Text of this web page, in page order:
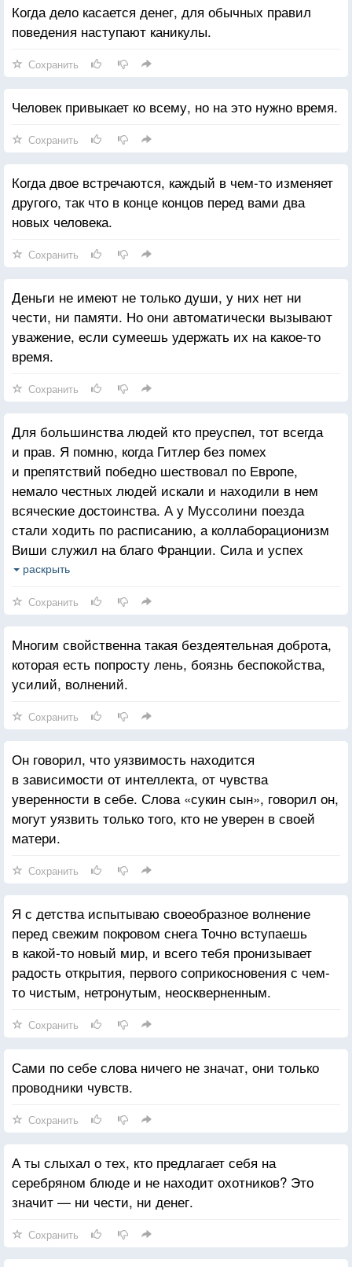
Когда дело касается денег, для обычных правил
поведения наступают каникулы.
Сохранить
Человек привыкает ко всему, но на это нужно время.
Сохранить
Когда двое встречаются, каждый в чем-то изменяет
другого, так что в конце концов перед вами два
новых человека.
Сохранить
Деньги не имеют не только души, у них нет ни
чести, ни памяти. Но они автоматически вызывают
уважение, если сумеешь удержать их на какое-то
время.
Сохранить
Для большинства людей кто преуспел, тот всегда
и прав. Я помню, когда Гитлер без помех
и препятствий победно шествовал по Европе,
немало честных людей искали и находили в нем
всяческие достоинства. А у Муссолини поезда
стали ходить по расписанию, а коллаборационизм
Виши служил на благо Франции. Сила и успех
выше критики и выше морали. Выходит, важно не
называешь.
раскрыть
Сохранить
Многим свойственна такая бездеятельная доброта,
которая есть попросту лень, боязнь беспокойства,
усилий, волнений.
Сохранить
Он говорил, что уязвимость находится
в зависимости от интеллекта, от чувства
уверенности в себе. Слова «сукин сын», говорил он,
могут уязвить только того, кто не уверен в своей
матери.
Сохранить
Я с детства испытываю своеобразное волнение
перед свежим покровом снега Точно вступаешь
в какой-то новый мир, и всего тебя пронизывает
радость открытия, первого соприкосновения с чем-
то чистым, нетронутым, неоскверненным.
Сохранить
Сами по себе слова ничего не значат, они только
проводники чувств.
Сохранить
А ты слыхал о тех, кто предлагает себя на
серебряном блюде и не находит охотников? Это
значит — ни чести, ни денег.
Сохранить